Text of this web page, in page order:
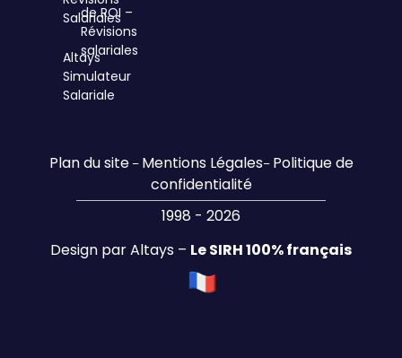
Salariales
Altays
Simulateur
Salariale
de ROI –
Révisions
salariales
Plan du site– Mentions Légales– Politique de
confidentialité
1998 - 2026
Design par Altays – Le SIRH 100% français